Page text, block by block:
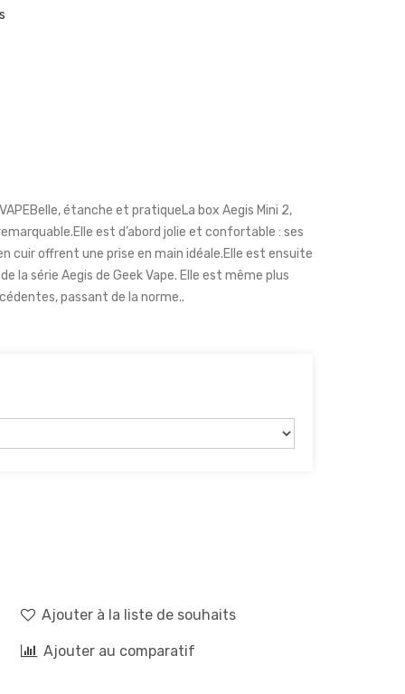
VAPEBelle, étanche et pratiqueLa box Aegis Mini 2,
est d’abord jolie et confortable : ses
cuir offrent une prise en main idéale.Elle est ensuite
la série Aegis de Geek Vape. Elle est même plus
passant de la norme..
Ajouter à la liste de souhaits
Ajouter au comparatif